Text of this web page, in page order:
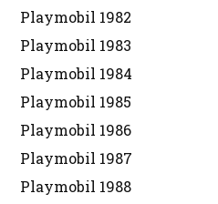
Playmobil 1982
Playmobil 1983
Playmobil 1984
Playmobil 1985
Playmobil 1986
Playmobil 1987
Playmobil 1988